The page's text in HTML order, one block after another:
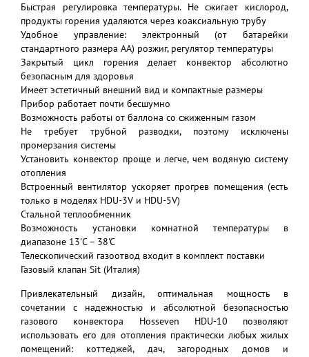
Быстрая регулировка температуры. Не сжигает кислород,
продукты горения удаляются через коаксиальную трубу
Удобное управление: электронный (от батарейки
стандартного размера АА) розжиг, регулятор температуры
Закрытый цикл горения делает конвектор абсолютно
безопасным для здоровья
Имеет эстетичный внешний вид и компактные размеры
Прибор работает почти бесшумно
Возможность работы от баллона со сжиженным газом
Не требует трубной разводки, поэтому исключены
промерзания системы
Установить конвектор проще и легче, чем водяную систему
отопления
Встроенный вентилятор ускоряет прогрев помещения (есть
только в моделях HDU-3V и HDU-5V)
Стальной теплообменник
Возможность установки комнатной температуры в
диапазоне 13'C – 38'C
Телескопический газоотвод входит в комплект поставки
Газовый клапан Sit (Италия)
Привлекательный дизайн, оптимальная мощность в
сочетании с надежностью и абсолютной безопасностью
газового конвектора Hosseven HDU-10 позволяют
использовать его для отопления практически любых жилых
помещений: коттеджей, дач, загородных домов и